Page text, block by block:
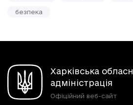
безпека
Харківська
адміністрація
Офіційний веб-сайт